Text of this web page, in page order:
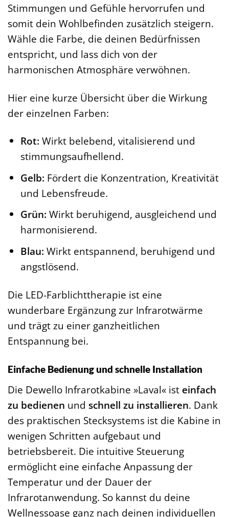
Stimmungen und Gefühle hervorrufen und
somit dein Wohlbefinden zusätzlich steigern.
Wähle die Farbe, die deinen Bedürfnissen
entspricht, und lass dich von der
harmonischen Atmosphäre verwöhnen.
Hier eine kurze Übersicht über die Wirkung
der einzelnen Farben:
Rot: Wirkt belebend, vitalisierend und
stimmungsaufhellend.
Gelb: Fördert die Konzentration, Kreativität
und Lebensfreude.
Grün: Wirkt beruhigend, ausgleichend und
harmonisierend.
Blau: Wirkt entspannend, beruhigend und
angstlösend.
Die LED-Farblichttherapie ist eine
wunderbare Ergänzung zur Infrarotwärme
und trägt zu einer ganzheitlichen
Entspannung bei.
Einfache Bedienung und schnelle Installation
Die Dewello Infrarotkabine »Laval« ist einfach
zu bedienen und schnell zu installieren. Dank
des praktischen Stecksystems ist die Kabine in
wenigen Schritten aufgebaut und
betriebsbereit. Die intuitive Steuerung
ermöglicht eine einfache Anpassung der
Temperatur und der Dauer der
Infrarotanwendung. So kannst du deine
Wellnessoase ganz nach deinen individuellen